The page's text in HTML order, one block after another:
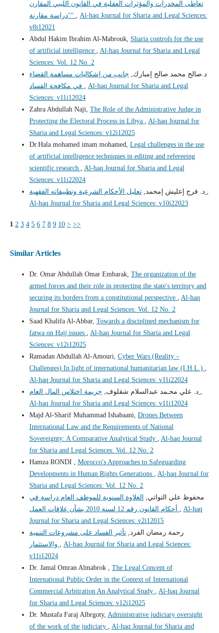
تعاطى المخدرات والمؤثرات العقلية في القانون الليبي المقارن
"دراسة مقارنة" , Al-haq Journal for Sharia and Legal Sciences:
v8i12021
Abdul Hakim Ibrahim Al-Mabrouk, Sharia controls for the use
of artificial intelligence , Al-haq Journal for Sharia and Legal
Sciences: Vol. 12 No. 2
د.صالح محمد صالح إمبارك, جانب من إشكاليات مساهمة القضاء
, Al-haq Journal for Sharia and Legal
Sciences: v11i12024
Zahra Abdullah Naji, The Role of the Administrative Judge in
Protecting the Electoral Process in Libya , Al-haq Journal for
Sharia and Legal Sciences: v12i12025
Dr.Hala mohamed imam mohamed, Legal challenges in the use
of artificial intelligence techniques in editing and refereeing
scientific research , Al-haq Journal for Sharia and Legal
Sciences: v11i22024
د. فرج إعليش إمحمد,تعليل الأحكام الشرعية وتطبيقاته الفقهية ,
Al-haq Journal for Sharia and Legal Sciences: v10i22023
1 2 3 4 5 6 7 8 9 10 > >>
Similar Articles
Dr. Omar Abdullah Omar Embarak, The organization of the
armed forces and their role in protecting the state's territory and
securing its borders from a constitutional perspective
Al-haq
Journal for Sharia and Legal Sciences: Vol. 12 No. 2
Saad Khalifa Al-Abbar, Towards a disciplined mechanism for
fatwa on Hajj issues
Al-haq Journal for Sharia and Legal
Sciences: v12i12025
Ramadan Abdullah Al-Amouri, Cyber Wars (Reality –
Challenges) In light of international humanitarian law (I.H.L.)
Al-haq Journal for Sharia and Legal Sciences: v11i22024
د. علي محـمد عبدالسلام شقلوف,جريمة اختلاس المال العام
Al-haq Journal for Sharia and Legal Sciences: v11i12024
Majd Al-Sharif Muhammad Ishabaani, Drones Between
International Law and the Requirements of National
Sovereignty: A Comparative Analytical Study
Al-haq Journal
for Sharia and Legal Sciences: Vol. 12 No. 2
Hamza RONDI , Morocco's Approaches to Safeguarding
Developments in Human Rights Generations
Al-haq Journal for
Sharia and Legal Sciences: Vol. 12 No. 2
محفوظ علي التواتي, العلاوة السنوية للموظف العام دراسة في
Al-haq
Journal for Sharia and Legal Sciences: v2i12015
رحمة رمضان الفرد,تأثير الفساد على مشروعات التنمية
Al-haq Journal for Sharia and Legal Sciences:
v11i12024
Dr. Jamal Omran Almabrok , The Legal Concept of
International Public Order in the Context of International
Commercial Arbitration An Analytical Study
Al-haq Journal
for Sharia and Legal Sciences: v12i12025
Dr. Mustafa Faraj Albrgoty, Administrative judiciary oversight
of the work of the judiciary
Al-haq Journal for Sharia and